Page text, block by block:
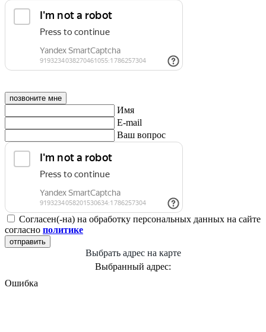
позвоните мне
Имя
E-mail
Ваш вопрос
Согласен(-на) на обработку персональных данных на сайте
согласно политике
отправить
Выбрать адрес на карте
Выбранный адрес:
Ошибка